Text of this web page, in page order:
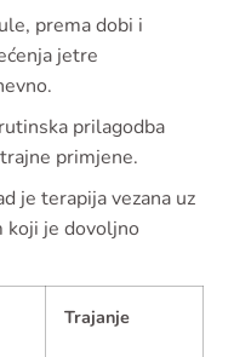
prema dobi i
jetre
prilagodba
primjene.
je terapija vezana uz
koji je dovoljno
Trajanje